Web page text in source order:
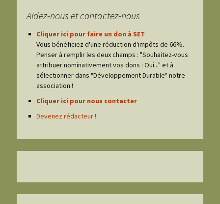
Aidez-nous et contactez-nous
Cliquer ici pour faire un don à SET
Vous bénéficiez d'une réduction d'impôts de 66%.
Penser à remplir les deux champs : "Souhaitez-vous
attribuer nominativement vos dons : Oui..." et à
sélectionner dans "Développement Durable" notre
association !
Cliquer ici pour nous contacter
Devenez rédacteur !